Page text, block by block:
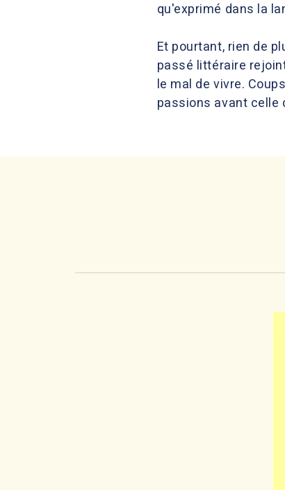
qu'exprimé dans la
Et pourtant, rien de
passé littéraire
le mal de vivre.
passions avant celle